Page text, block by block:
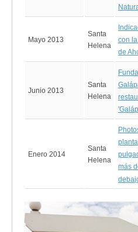
Mayo 2013
Santa
Helena
con
de
Junio 2013
Santa
Helena
Enero 2014
Santa
Helena
más